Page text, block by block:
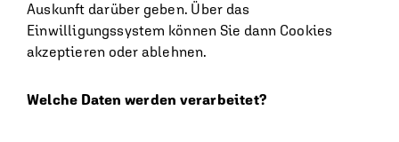
Auskunft darüber geben. Über das
Einwilligungssystem können Sie dann Cookies
akzeptieren oder ablehnen.
Welche Daten werden verarbeitet?